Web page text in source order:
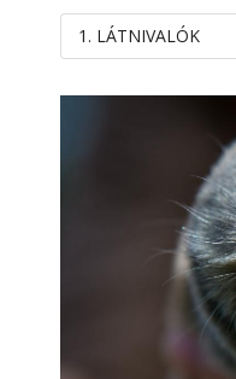
1. LÁTNIVALÓK